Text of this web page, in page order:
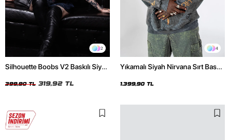
2
Silhouette Boobs V2 Baskılı Siyah
399,90 TL 319,92 TL
4
Yıkamalı Siyah Nirvana Sırt Baskılı
1.399,90 TL